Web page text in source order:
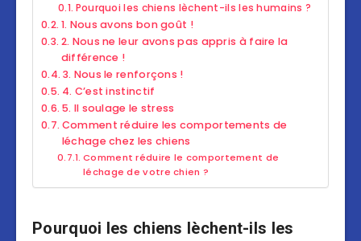
Pourquoi les chiens lèchent-ils les humains ?
1. Nous avons bon goût !
2. Nous ne leur avons pas appris à faire la
différence !
3. Nous le renforçons !
4. C’est instinctif
5. Il soulage le stress
Comment réduire les comportements de
léchage chez les chiens
Comment réduire le comportement de
léchage de votre chien ?
Pourquoi les chiens lèchent-ils les